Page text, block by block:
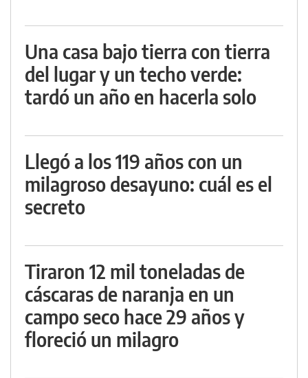
Una casa bajo tierra con tierra
del lugar y un techo verde:
tardó un año en hacerla solo
Llegó a los 119 años con un
milagroso desayuno: cuál es el
secreto
Tiraron 12 mil toneladas de
cáscaras de naranja en un
campo seco hace 29 años y
floreció un milagro